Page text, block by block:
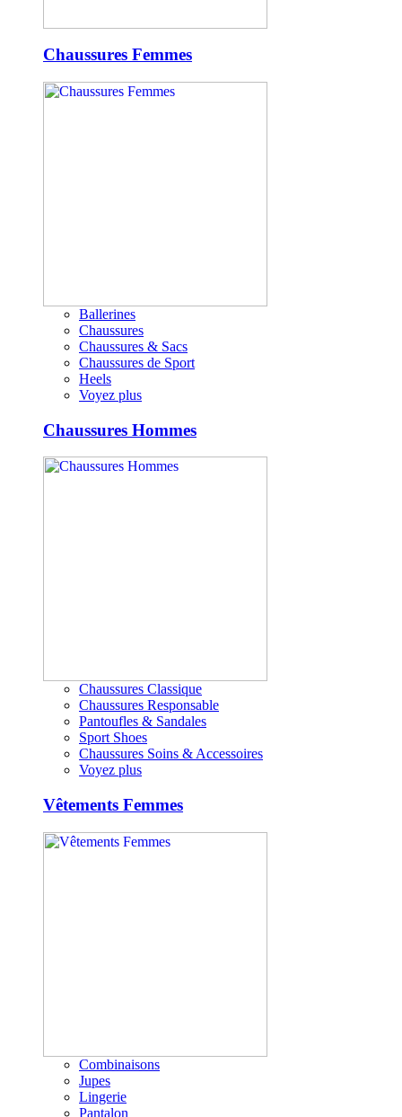
Chaussures Femmes
Ballerines
Chaussures
Chaussures & Sacs
Chaussures de Sport
Heels
Voyez plus
Chaussures Hommes
Chaussures Classique
Chaussures Responsable
Pantoufles & Sandales
Sport Shoes
Chaussures Soins & Accessoires
Voyez plus
Vêtements Femmes
Combinaisons
Jupes
Lingerie
Pantalon